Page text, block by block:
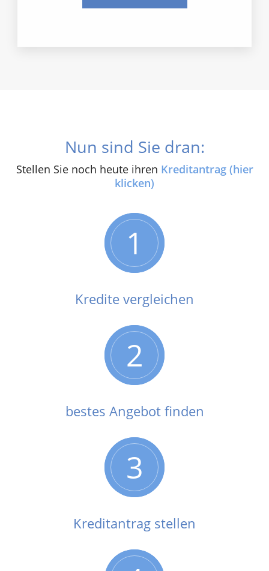
Nun sind Sie dran:
Stellen Sie noch heute ihren Kreditantrag (hier
klicken)
1
Kredite vergleichen
2
bestes Angebot finden
3
Kreditantrag stellen